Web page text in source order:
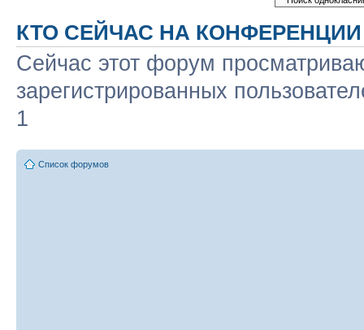
КТО СЕЙЧАС НА КОНФЕРЕНЦИИ
Сейчас этот форум
зарегистрированных
1
Список форумов